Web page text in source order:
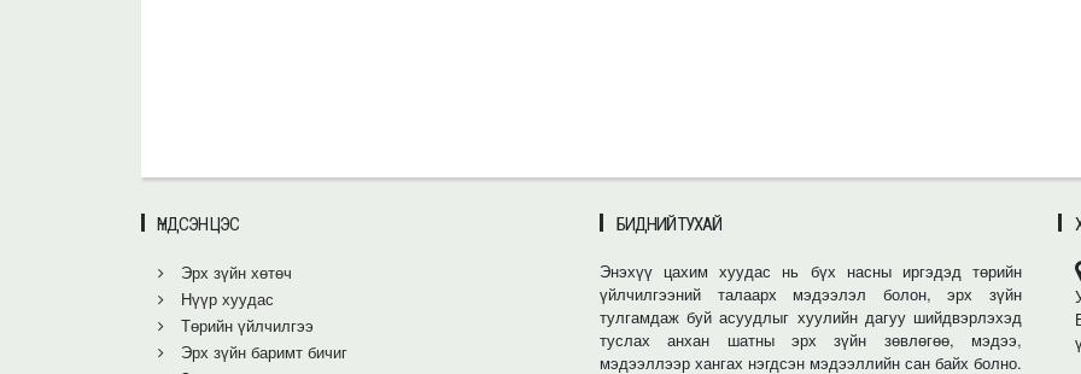
ҮНДСЭН ЦЭС
Эрх зүйн хөтөч
Нүүр хуудас
Төрийн үйлчилгээ
Эрх зүйн баримт бичиг
БИДНИЙ ТУХАЙ
Энэхүү цахим хуудас нь бүх насны иргэдэд төрийн
үйлчилгээний талаарх мэдээлэл болон, эрх зүйн
тулгамдаж буй асуудлыг хуулийн дагуу шийдвэрлэхэд
туслах анхан шатны эрх зүйн зөвлөгөө, мэдээ,
мэдээллээр хангах нэгдсэн мэдээллийн сан байх болно.